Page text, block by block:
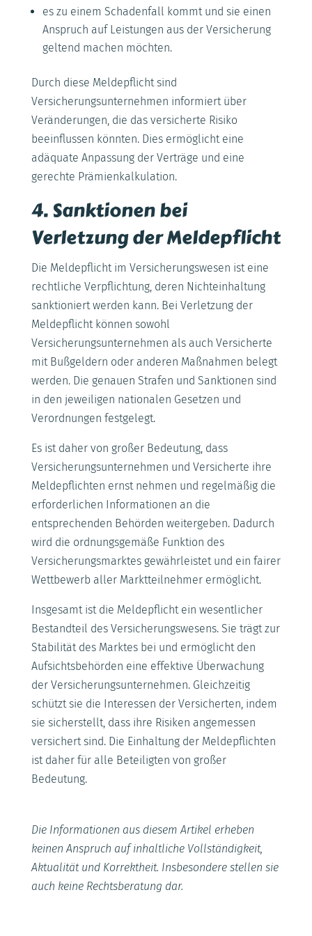
es zu einem Schadenfall kommt und sie einen
Anspruch auf Leistungen aus der Versicherung
geltend machen möchten.
Durch diese Meldepflicht sind
Versicherungsunternehmen informiert über
Veränderungen, die das versicherte Risiko
beeinflussen könnten. Dies ermöglicht eine
adäquate Anpassung der Verträge und eine
gerechte Prämienkalkulation.
4. Sanktionen bei
Verletzung der Meldepflicht
Die Meldepflicht im Versicherungswesen ist eine
rechtliche Verpflichtung, deren Nichteinhaltung
sanktioniert werden kann. Bei Verletzung der
Meldepflicht können sowohl
Versicherungsunternehmen als auch Versicherte
mit Bußgeldern oder anderen Maßnahmen belegt
werden. Die genauen Strafen und Sanktionen sind
in den jeweiligen nationalen Gesetzen und
Verordnungen festgelegt.
Es ist daher von großer Bedeutung, dass
Versicherungsunternehmen und Versicherte ihre
Meldepflichten ernst nehmen und regelmäßig die
erforderlichen Informationen an die
entsprechenden Behörden weitergeben. Dadurch
wird die ordnungsgemäße Funktion des
Versicherungsmarktes gewährleistet und ein fairer
Wettbewerb aller Marktteilnehmer ermöglicht.
Insgesamt ist die Meldepflicht ein wesentlicher
Bestandteil des Versicherungswesens. Sie trägt zur
Stabilität des Marktes bei und ermöglicht den
Aufsichtsbehörden eine effektive Überwachung
der Versicherungsunternehmen. Gleichzeitig
schützt sie die Interessen der Versicherten, indem
sie sicherstellt, dass ihre Risiken angemessen
versichert sind. Die Einhaltung der Meldepflichten
ist daher für alle Beteiligten von großer
Bedeutung.
Die Informationen aus diesem Artikel erheben
keinen Anspruch auf inhaltliche Vollständigkeit,
Aktualität und Korrektheit. Insbesondere stellen sie
auch keine Rechtsberatung dar.